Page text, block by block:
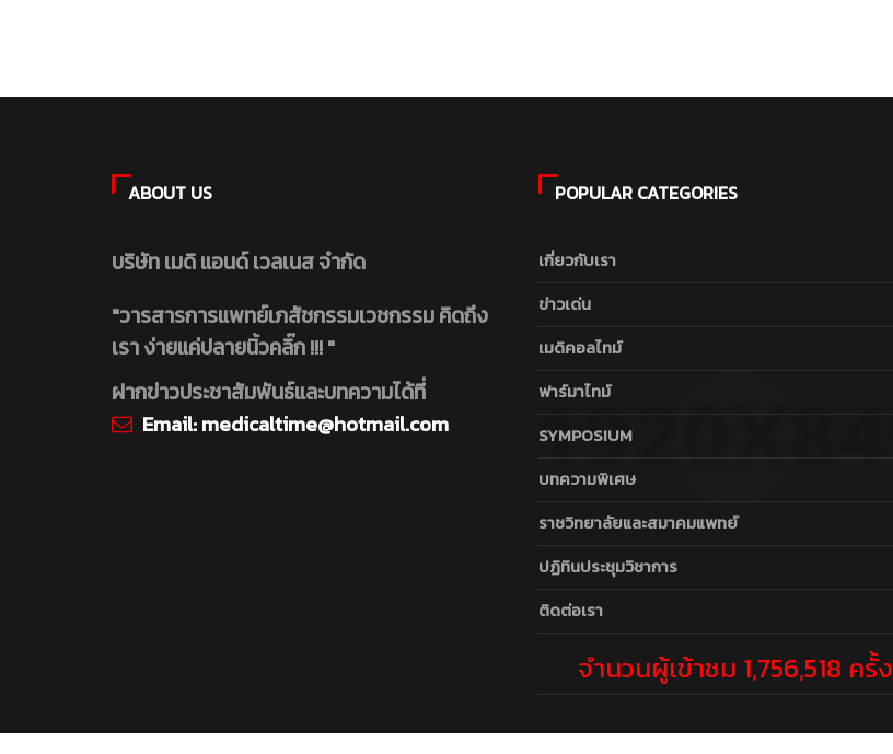
ABOUT US
บริษัท เมดิ แอนด์ เวลเนส จำกัด
"วารสารการแพทย์เภสัชกรรมเวชกรรม คิดถึง
เรา ง่ายแค่ปลายนิ้วคลิ๊ก !!! "
ฝากข่าวประชาสัมพันธ์และบทความได้ที่
Email:medicaltime@hotmail.com
POPULAR CATEGORIES
เกี่ยวกับเรา
ข่าวเด่น
เมดิคอลไทม์
ฟาร์มาไทม์
SYMPOSIUM
บทความพิเศษ
ราชวิทยาลัยและสมาคมแพทย์
ปฏิทินประชุมวิชาการ
ติดต่อเรา
จำนวนผู้เข้าชม 1,756,518 ครั้ง